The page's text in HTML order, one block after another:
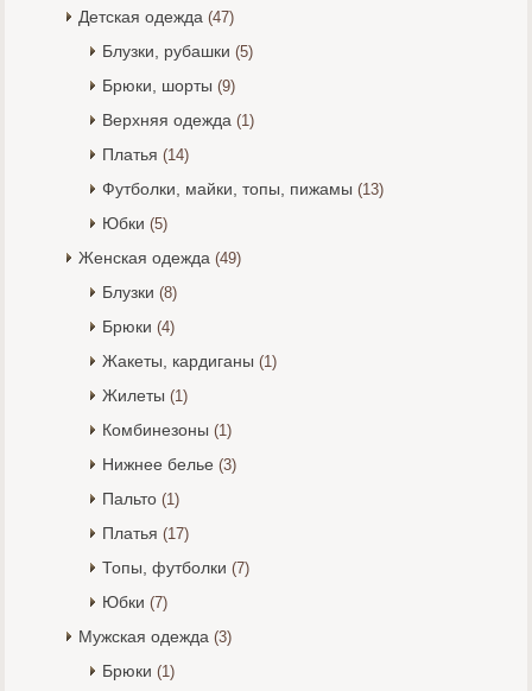
Детская одежда (47)
Блузки, рубашки (5)
Брюки, шорты (9)
Верхняя одежда (1)
Платья (14)
Футболки, майки, топы, пижамы (13)
Юбки (5)
Женская одежда (49)
Блузки (8)
Брюки (4)
Жакеты, кардиганы (1)
Жилеты (1)
Комбинезоны (1)
Нижнее белье (3)
Пальто (1)
Платья (17)
Топы, футболки (7)
Юбки (7)
Мужская одежда (3)
Брюки (1)